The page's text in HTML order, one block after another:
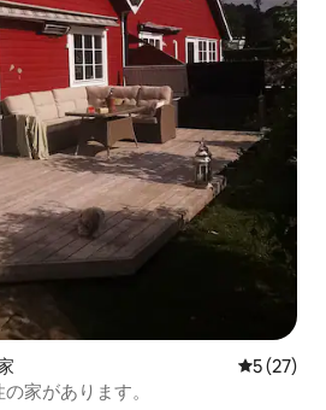
レビュー
5 (27)
家があります。